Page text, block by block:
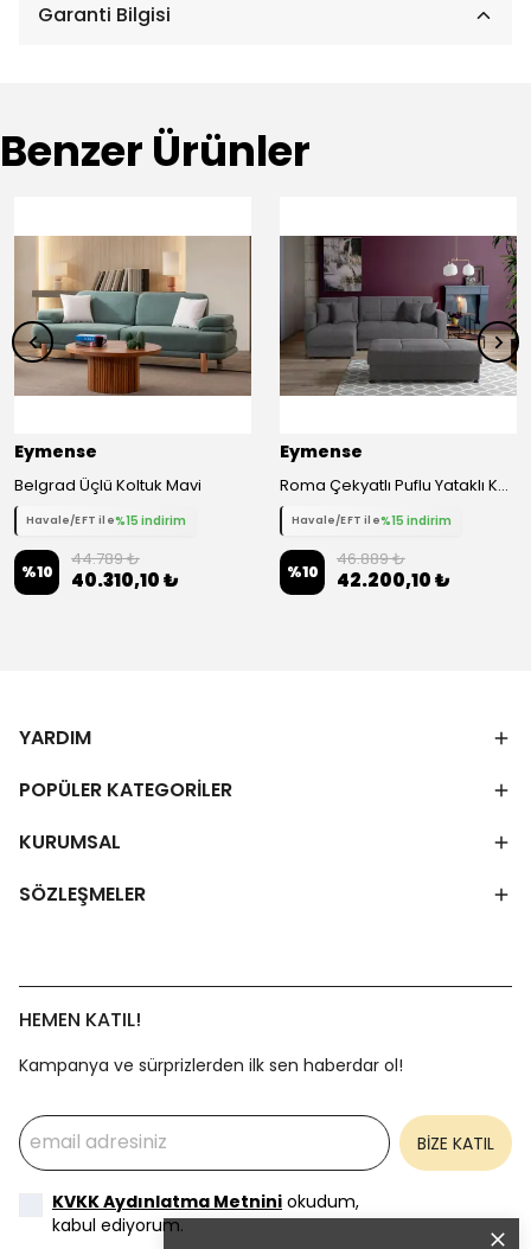
Garanti Bilgisi
Benzer Ürünler
Eymense
Belgrad Üçlü Koltuk Mavi
Havale/EFT ile%15 indirim
%10
44.789 ₺
40.310,10 ₺
Eymense
Roma Çekyatlı Puflu Yataklı Köşe Koltuk Takımı
Havale/EFT ile%15 indirim
%10
46.889 ₺
42.200,10 ₺
YARDIM
POPÜLER KATEGORİLER
KURUMSAL
SÖZLEŞMELER
HEMEN KATIL!
Kampanya ve sürprizlerden ilk sen haberdar ol!
BİZE KATIL
KVKK Aydınlatma Metnini okudum,
kabul ediyorum.